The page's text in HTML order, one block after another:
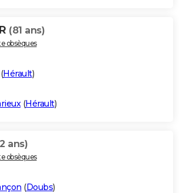
(81 ans)
obsèques
(Hérault)
(Hérault)
ans)
obsèques
(Doubs)